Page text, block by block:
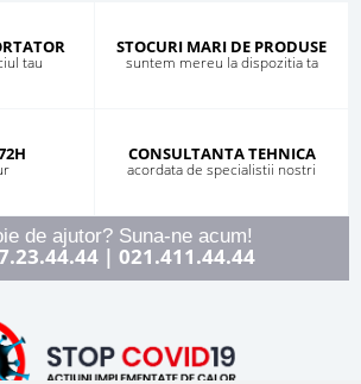
tau
STOCURI MARI DE PRODUSE
suntem mereu la dispozitia ta
CONSULTANTA TEHNICA
acordata de specialistii nostri
de ajutor? Suna-ne acum!
| 021.411.44.44